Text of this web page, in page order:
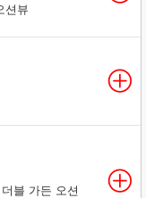
션뷰
블 가든 오션